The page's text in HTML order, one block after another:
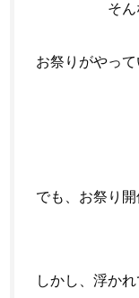
そん
お祭りがやっ
でも、お祭り
しかし、浮か